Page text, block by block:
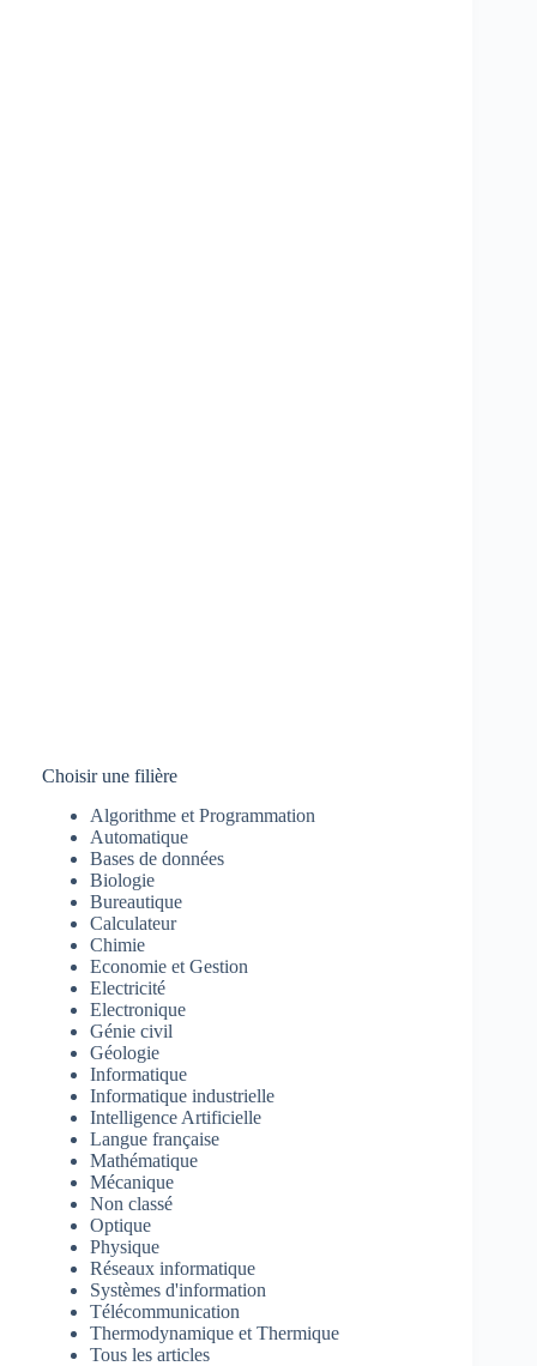
Choisir une filière
Algorithme et Programmation
Automatique
Bases de données
Biologie
Bureautique
Calculateur
Chimie
Economie et Gestion
Electricité
Electronique
Génie civil
Géologie
Informatique
Informatique industrielle
Intelligence Artificielle
Langue française
Mathématique
Mécanique
Non classé
Optique
Physique
Réseaux informatique
Systèmes d'information
Télécommunication
Thermodynamique et Thermique
Tous les articles